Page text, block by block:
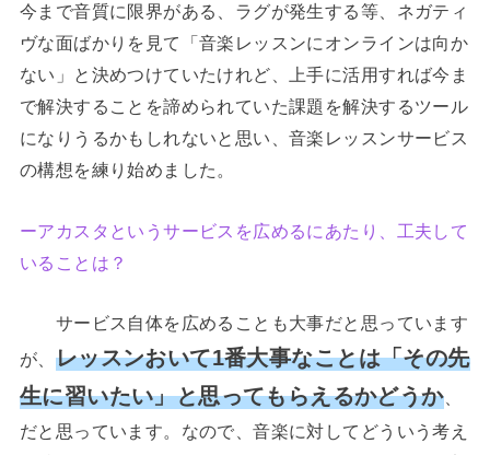
今まで音質に限界がある、ラグが発生する等、ネガティ
ヴな面ばかりを見て「音楽レッスンにオンラインは向か
ない」と決めつけていたけれど、上手に活用すれば今ま
で解決することを諦められていた課題を解決するツール
になりうるかもしれないと思い、音楽レッスンサービス
の構想を練り始めました。
ーアカスタというサービスを広めるにあたり、工夫して
いることは？
サービス自体を広めることも大事だと思っています
が、 レッスンおいて1番大事なことは「その先
生に習いたい」と思ってもらえるかどうか、
だと思っています。なので、音楽に対してどういう考え